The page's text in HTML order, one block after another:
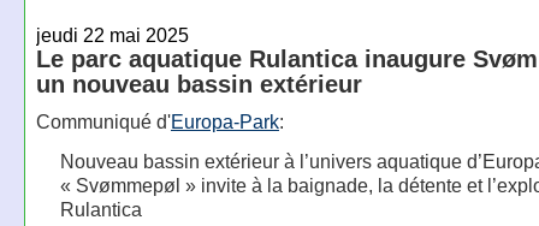
jeudi 22 mai 2025
Le parc aquatique Rulantica inaugure
un nouveau bassin extérieur
Communiqué d'Europa-Park:
Nouveau bassin extérieur à l’univers aquatique
« Svømmepøl » invite à la baignade, la détente et
Rulantica